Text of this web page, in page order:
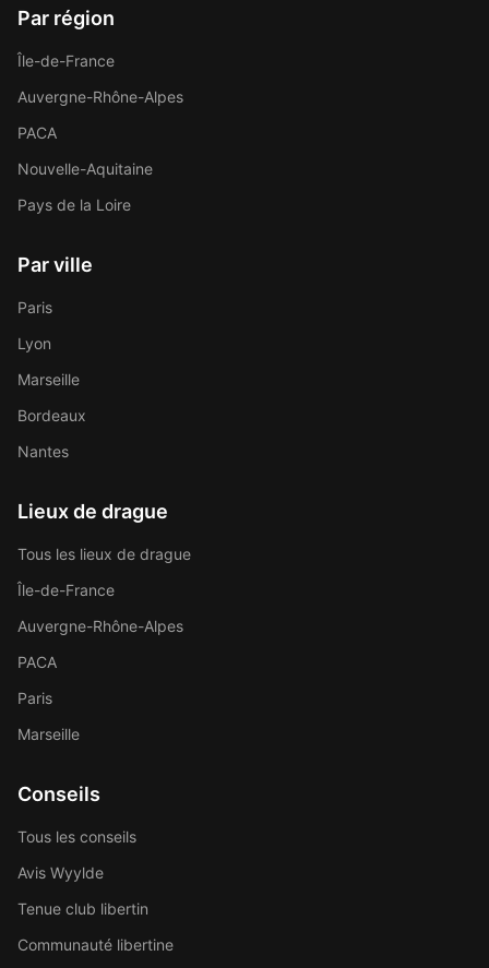
Par région
Île-de-France
Auvergne-Rhône-Alpes
PACA
Nouvelle-Aquitaine
Pays de la Loire
Par ville
Paris
Lyon
Marseille
Bordeaux
Nantes
Lieux de drague
Tous les lieux de drague
Île-de-France
Auvergne-Rhône-Alpes
PACA
Paris
Marseille
Conseils
Tous les conseils
Avis Wyylde
Tenue club libertin
Communauté libertine